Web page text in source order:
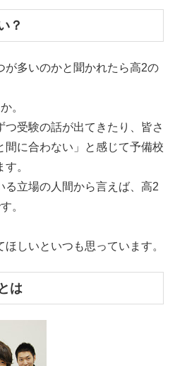
？
が多いのかと聞かれたら高2の
。
つ受験の話が出てきたり、皆さ
間に合わない」と感じて予備校
。
る立場の人間から言えば、高2
。
しいといつも思っています。
は